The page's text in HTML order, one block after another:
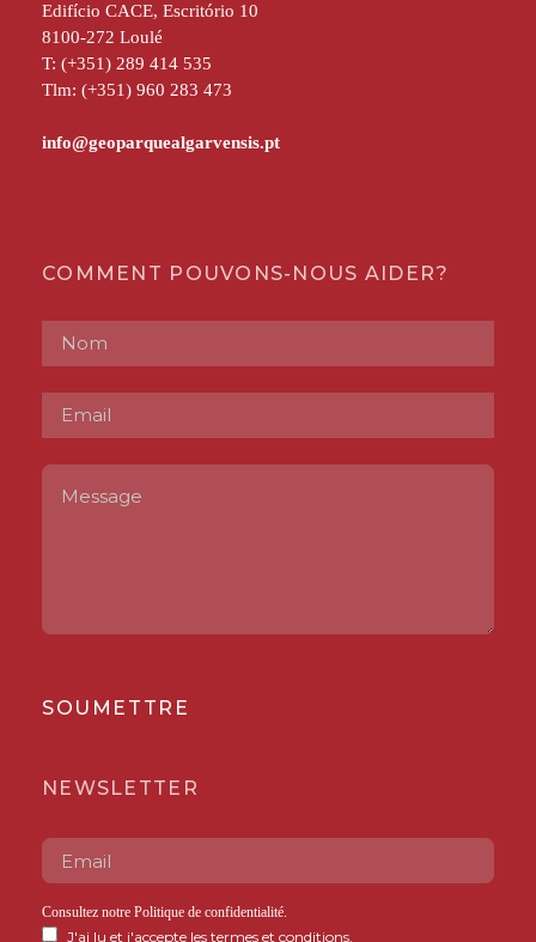
Edifício CACE, Escritório 10
8100-272 Loulé
T: (+351) 289 414 535
Tlm: (+351) 960 283 473
COMMENT POUVONS-NOUS AIDER?
SOUMETTRE
NEWSLETTER
Consultez notre Politique de confidentialité.
J'ai lu et j'accepte les termes et conditions.